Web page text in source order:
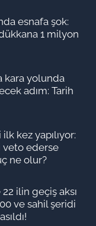
esnafa şok:
1 milyon
kara yolunda
adım: Tarih
kez yapılıyor:
veto ederse
ne olur?
ilin geçiş aksı
ve sahil şeridi